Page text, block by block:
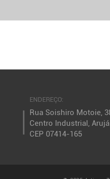
ENDEREÇO:
Rua Soishiro Motoie,
Centro Industrial,
CEP 07414-165